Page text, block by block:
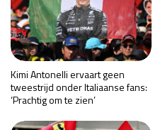
Kimi Antonelli ervaart geen
tweestrijd onder Italiaanse fans:
‘Prachtig om te zien’